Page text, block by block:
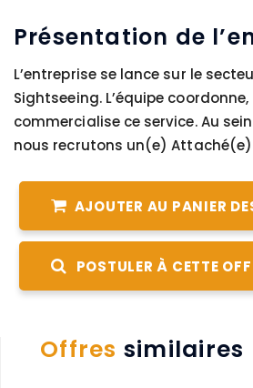
Présentation de
L’entreprise se lance sur le
Sightseeing. L’équipe
commercialise ce service. Au
nous recrutons un(e)
AJOUTER AU PANIER
POSTULER À CETTE
Offres similaires